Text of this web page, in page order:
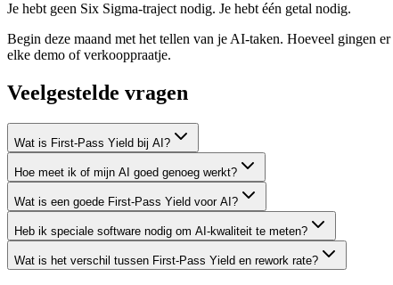
Je hebt geen Six Sigma-traject nodig. Je hebt één getal nodig.
Begin deze maand met het tellen van je AI-taken. Hoeveel gingen
elke demo of verkooppraatje.
Veelgestelde vragen
Wat is First-Pass Yield bij AI?
Hoe meet ik of mijn AI goed genoeg werkt?
Wat is een goede First-Pass Yield voor AI?
Heb ik speciale software nodig om AI-kwaliteit te meten?
Wat is het verschil tussen First-Pass Yield en rework rate?